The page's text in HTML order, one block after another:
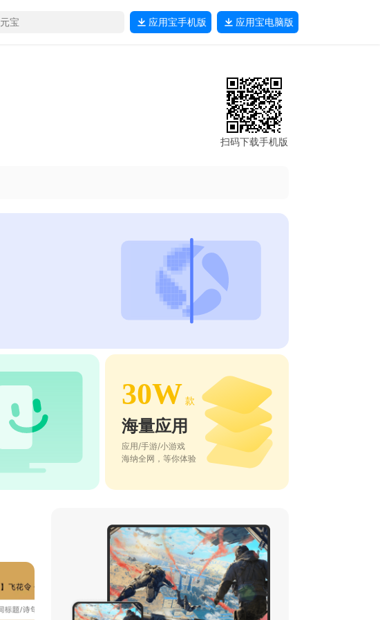
应用宝手机版 应用宝电脑版
扫码下载手机版
30W 款
海量应用
应用/手游/小游戏
海纳全网，等你体验